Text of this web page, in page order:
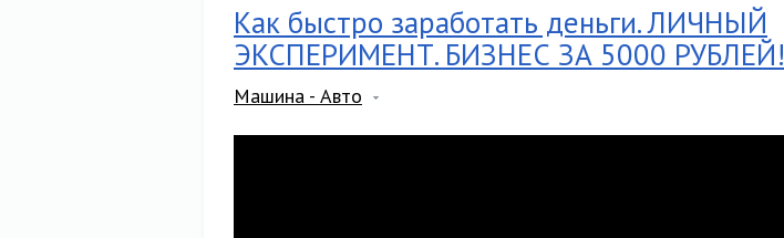
Как быстро заработать деньги. ЛИЧНЫЙ
ЭКСПЕРИМЕНТ. БИЗНЕС ЗА 5000 РУБЛЕЙ!
Машина - Авто